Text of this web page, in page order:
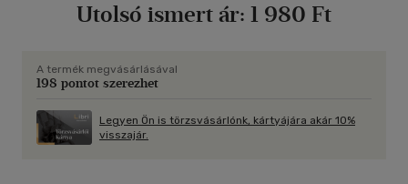
Utolsó ismert ár: 1 980 Ft
A termék megvásárlásával
198 pontot szerezhet
Legyen Ön is törzsvásárlónk, kártyájára akár 10%
visszajár.